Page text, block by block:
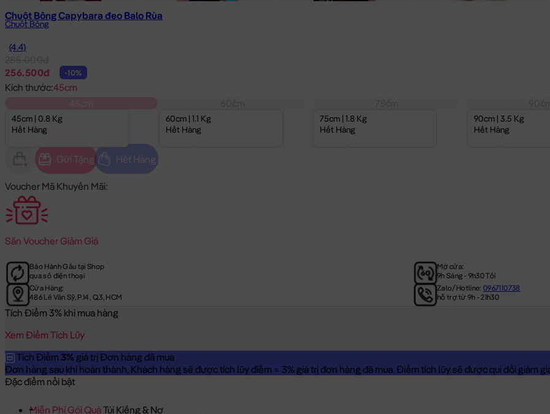
Chuột Bông Capybara đeo Balo Rùa
Chuột Bông
(4.4)
256.500đ
-10%
Kích thước:45cm
45cm | 0.8 Kg
Hết Hàng
60cm | 1.1 Kg
Hết Hàng
75cm | 1.8 Kg
Hết Hàng
90cm | 3.5 Kg
Hết Hàng
Gửi Tặng Hết Hàng
Voucher Mã Khuyến Mãi:
Săn Voucher Giảm Giá
Bảo Hành Gấu tại Shop
qua số điện thoại
Mở cửa:
9h Sáng - 9h30 Tối
Cửa Hàng:
486 Lê Văn Sỹ, P.14, Q.3, HCM
Zalo/Hotline:0967110738
hỗ trợ từ 9h - 21h30
Tích Điểm 3% khi mua hàng
Xem Điểm Tích Lũy
Tích Điểm 3% giá trị Đơn hàng đã mua
Đơn hàng sau khi hoàn thành, Khách hàng sẽ được tích lũy điểm = 3% giá trị đơn hàng đã mua. Điểm tích lũy sẽ được qui đổi giảm
Đặc điểm nổi bật
Miễn Phí Gói QuàTúi Kiếng & Nơ